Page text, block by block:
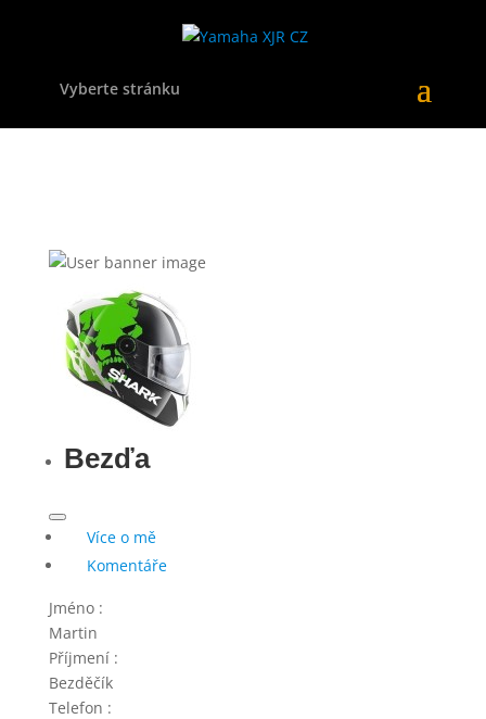
Vyberte stránku
Bezďa
Více o mě
Komentáře
Jméno :
Martin
Příjmení :
Bezděčík
Telefon :